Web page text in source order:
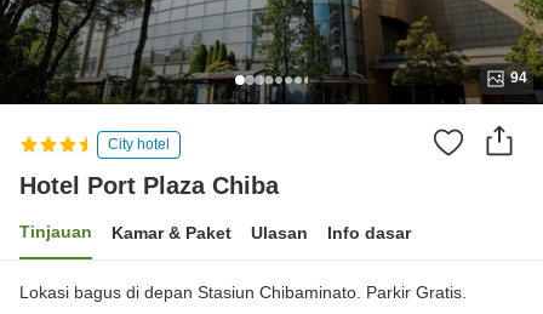
94
City hotel
Hotel Port Plaza Chiba
Tinjauan Kamar & Paket Ulasan Info dasar
Lokasi bagus di depan Stasiun Chibaminato. Parkir Gratis.